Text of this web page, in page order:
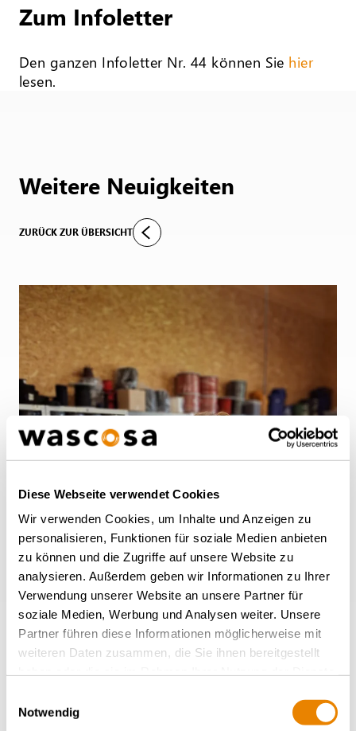
Diese Webseite verwendet Cookies
Wir verwenden Cookies, um Inhalte und Anzeigen zu
personalisieren, Funktionen für soziale Medien anbieten
zu können und die Zugriffe auf unsere Website zu
analysieren. Außerdem geben wir Informationen zu Ihrer
Verwendung unserer Website an unsere Partner für
soziale Medien, Werbung und Analysen weiter. Unsere
Partner führen diese Informationen möglicherweise mit
weiteren Daten zusammen, die Sie ihnen bereitgestellt
Notwendig
Zum Infoletter
Den ganzen Infoletter Nr. 44 können Sie hier
lesen.
Weitere Neuigkeiten
ZURÜCK ZUR ÜBERSICHT
WISSENSWERTES – DIENSTAG, 27.01.2026
Wascosa kooperiert mit
KoKoTé: Laptoptaschen aus